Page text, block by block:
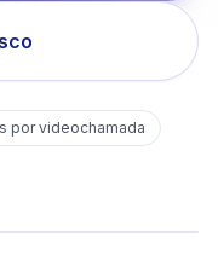
por videochamada